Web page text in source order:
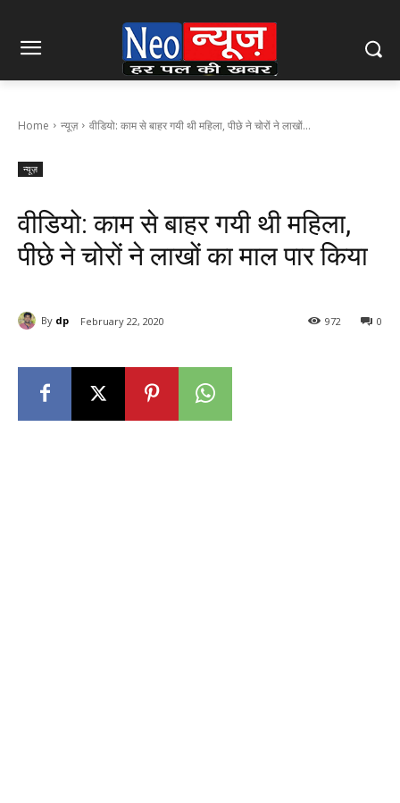
Home न्यूज़ वीडियो: काम से बाहर गयी थी महिला, पीछे ने चोरों ने लाखों...
न्यूज़
वीडियो: काम से बाहर गयी थी महिला,
पीछे ने चोरों ने लाखों का माल पार किया
By dp February 22, 2020 0
972